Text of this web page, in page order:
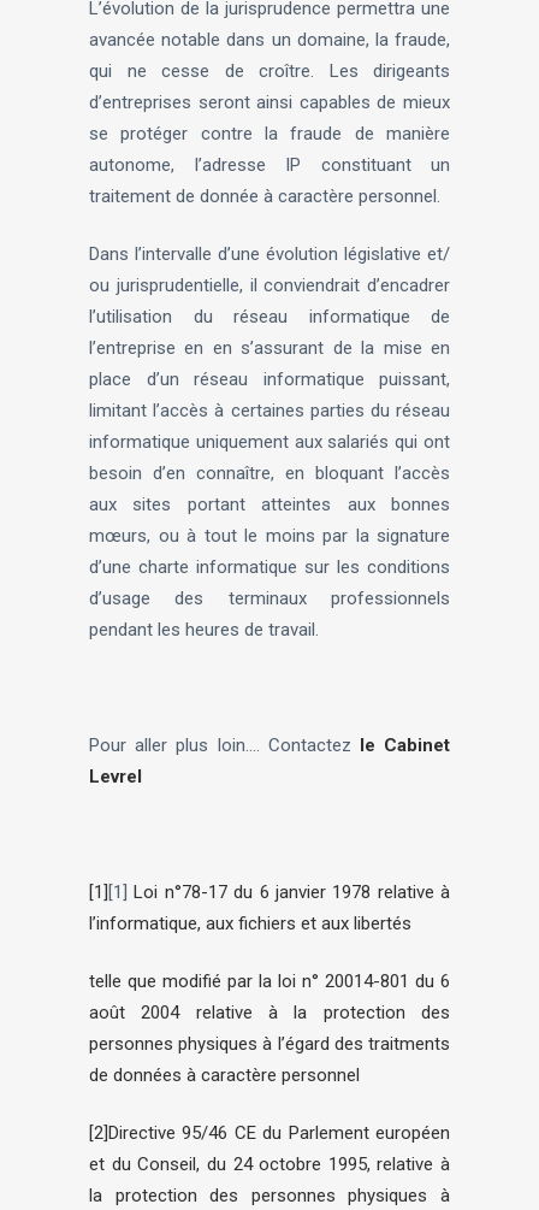
L’évolution de la jurisprudence permettra une
avancée notable dans un domaine, la fraude,
qui ne cesse de croître. Les dirigeants
d’entreprises seront ainsi capables de mieux
se protéger contre la fraude de manière
autonome, l’adresse IP constituant un
traitement de donnée à caractère personnel.
Dans l’intervalle d’une évolution législative et/
ou jurisprudentielle, il conviendrait d’encadrer
l’utilisation du réseau informatique de
l’entreprise en en s’assurant de la mise en
place d’un réseau informatique puissant,
limitant l’accès à certaines parties du réseau
informatique uniquement aux salariés qui ont
besoin d’en connaître, en bloquant l’accès
aux sites portant atteintes aux bonnes
mœurs, ou à tout le moins par la signature
d’une charte informatique sur les conditions
d’usage des terminaux professionnels
pendant les heures de travail.
Pour aller plus loin…. Contactez le Cabinet
Levrel
[1] [1]Loi n°78-17 du 6 janvier 1978 relative à
l’informatique, aux fichiers et aux libertés
telle que modifié par la loi n° 20014-801 du 6
août 2004 relative à la protection des
personnes physiques à l’égard des traitments
de données à caractère personnel
[2]Directive 95/46 CE du Parlement européen
et du Conseil, du 24 octobre 1995, relative à
la protection des personnes physiques à